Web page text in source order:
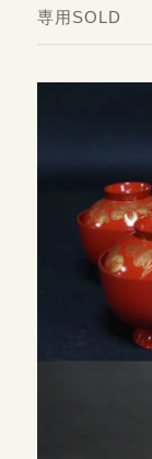
専用SOLD